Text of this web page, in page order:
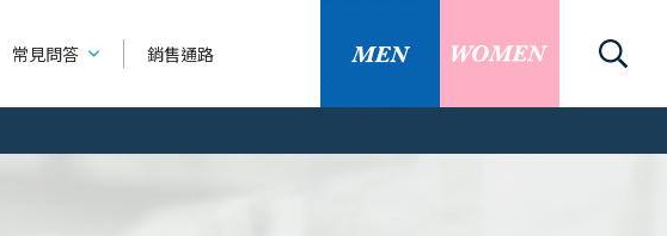
常見問答 銷售通路